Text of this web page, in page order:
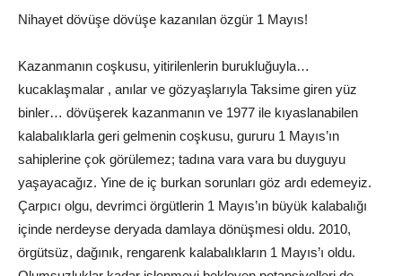
Nihayet dövüşe dövüşe kazanılan özgür 1 Mayıs!
Kazanmanın coşkusu, yitirilenlerin burukluğuyla…
kucaklaşmalar , anılar ve gözyaşlarıyla Taksime giren yüz
binler… dövüşerek kazanmanın ve 1977 ile kıyaslanabilen
kalabalıklarla geri gelmenin coşkusu, gururu 1 Mayıs’ın
sahiplerine çok görülemez; tadına vara vara bu duyguyu
yaşayacağız. Yine de iç burkan sorunları göz ardı edemeyiz.
Çarpıcı olgu, devrimci örgütlerin 1 Mayıs’ın büyük kalabalığı
içinde nerdeyse deryada damlaya dönüşmesi oldu. 2010,
örgütsüz, dağınık, rengarenk kalabalıkların 1 Mayıs’ı oldu.